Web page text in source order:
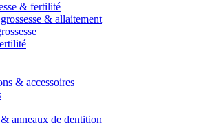
& fertilité
& allaitement
& accessoires
& anneaux de dentition